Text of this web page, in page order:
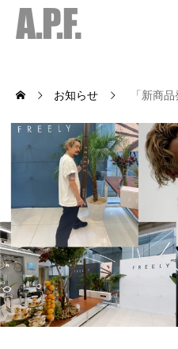
SERVICE
COMPANY
CONTACT
お知らせ 「新商